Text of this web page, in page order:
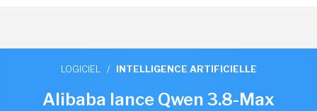
LOGICIEL / INTELLIGENCE ARTIFICIELLE
Alibaba lance Qwen 3.8-Max